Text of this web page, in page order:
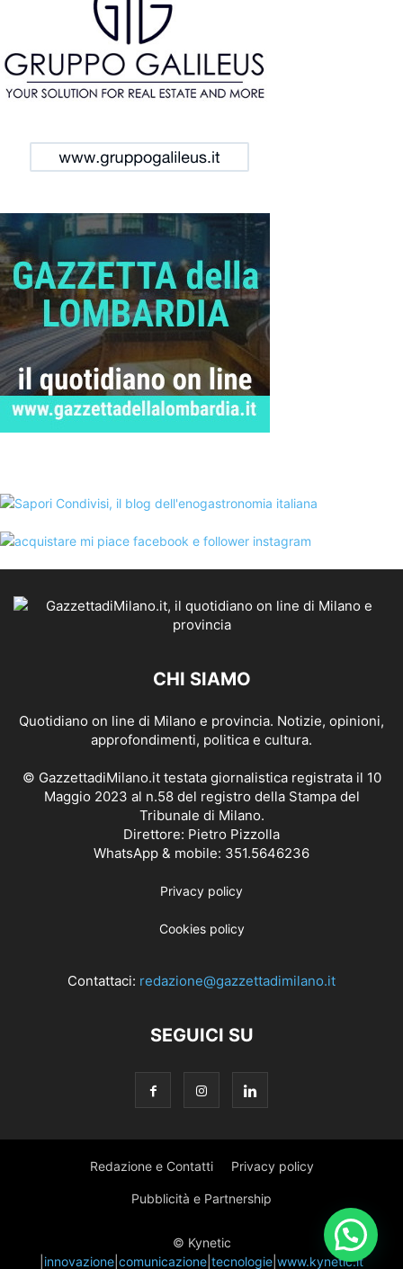
CHI SIAMO
Quotidiano on line di Milano e provincia. Notizie, opinioni,
approfondimenti, politica e cultura.
© GazzettadiMilano.it testata giornalistica registrata il 10
Maggio 2023 al n.58 del registro della Stampa del
Tribunale di Milano.
Direttore: Pietro Pizzolla
WhatsApp & mobile: 351.5646236
Privacy policy
Cookies policy
Contattaci: redazione@gazzettadimilano.it
SEGUICI SU
Redazione e Contatti Privacy policy
Pubblicità e Partnership
© Kynetic
innovazione comunicazione tecnologie www.kynetic.it